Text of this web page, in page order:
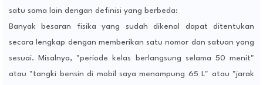
satu sama lain dengan definisi yang berbeda:
Banyak besaran fisika yang sudah dikenal dapat ditentukan
secara lengkap dengan memberikan satu nomor dan satuan yang
sesuai. Misalnya, "periode kelas berlangsung selama 50 menit"
atau "tangki bensin di mobil saya menampung 65 L" atau "jarak